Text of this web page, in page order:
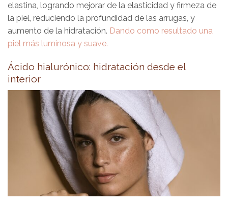
elastina, logrando mejorar de la elasticidad y firmeza de
la piel, reduciendo la profundidad de las arrugas, y
aumento de la hidratación. Dando como resultado una
piel más luminosa y suave.
Ácido hialurónico: hidratación desde el
interior